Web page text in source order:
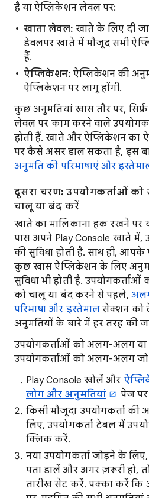
है या ऐप्लिकेशन लेवल पर:
खाता लेवल: खाते के लिए दी
डेवलपर खाते में मौजूद सभी
हैं.
ऐप्लिकेशन: ऐप्लिकेशन की
ऐप्लिकेशन पर लागू होंगी.
कुछ अनुमतियां खास तौर पर,
लेवल पर काम करने वाले
होती हैं. खाते और ऐप्लिकेशन का
पर कैसे असर डाल सकता है, इस
अनुमति की परिभाषाएं और
दूसरा चरण: उपयोगकर्ताओं
चालू या बंद करें
खाते का मालिकाना हक रखने पर
पास अपने Play Console खाते में,
की सुविधा होती है. साथ ही,
कुछ खास ऐप्लिकेशन के लिए
सुविधा भी होती है.
को चालू या बंद करने से पहले,
परिभाषा और इस्तेमाल सेक्शन को
अनुमतियों के बारे में हर तरह की
उपयोगकर्ताओं को अलग-अलग या
उपयोगकर्ताओं को अलग-अलग
Play Console खोलें और
लोग और अनुमतियां
पेज पर
किसी मौजूदा उपयोगकर्ता
लिए, उपयोगकर्ता टेबल में
क्लिक करें.
नया उपयोगकर्ता जोड़ने के
पता डालें और अगर ज़रूरी हो,
तारीख सेट करें. पक्का करें